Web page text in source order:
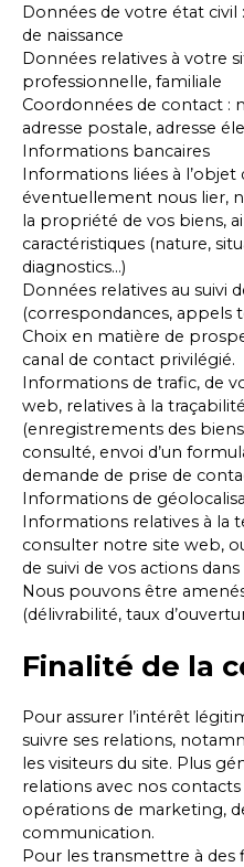
Données de votre état
de naissance
Données relatives à votre
professionnelle, familiale
Coordonnées de contact :
adresse postale, adresse
Informations bancaires
Informations liées à
éventuellement nous lier,
la propriété de vos biens,
caractéristiques (nature,
diagnostics…)
Données relatives au suivi
(correspondances, appels
Choix en matière de
canal de contact privilégié.
Informations de trafic, de
web, relatives à la
(enregistrements des
consulté, envoi d’un
demande de prise de
Informations de
Informations relatives à la
consulter notre site web,
de suivi de vos actions
Nous pouvons être
(délivrabilité, taux
Finalité de la
Pour assurer l’intérêt
suivre ses relations,
les visiteurs du site. Plus
relations avec nos
opérations de marketing,
communication.
Pour les transmettre à des